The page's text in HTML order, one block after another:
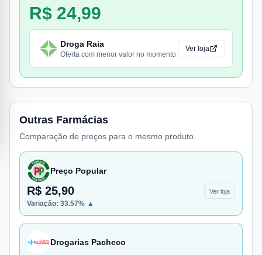
R$ 24,99
Droga Raia
Oferta com menor valor no momento
Ver loja
Outras Farmácias
Comparação de preços para o mesmo produto.
Preço Popular
R$ 25,90 Ver loja
Variação: 33.57% ▲
Drogarias Pacheco